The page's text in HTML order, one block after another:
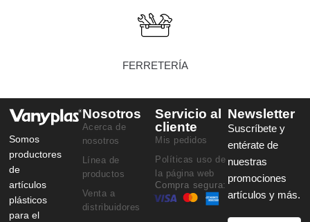
FERRETERÍA
Somos
productores
de
artículos
plásticos
para el
Nosotros
Acerca de
nosotros
Línea de
productos
Venta a
distribuidores
Servicio al
cliente
Mis pedidos
Políticas uso de
la página web
Compra segura:
Newsletter
Suscríbete y
entérate de
nuestras
promociones
artículos y más.